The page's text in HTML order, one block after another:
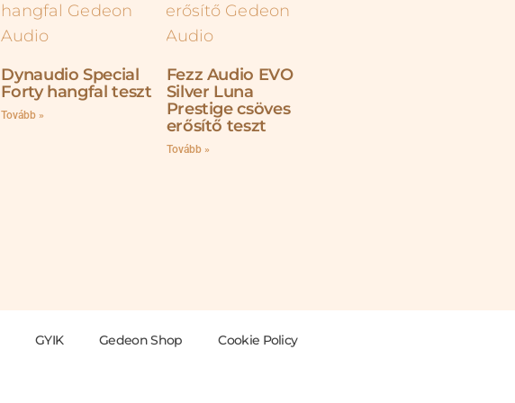
Dynaudio Special
Forty hangfal teszt
Tovább »
Fezz Audio EVO
Silver Luna
Prestige csöves
erősítő teszt
Tovább »
GYIK Gedeon Shop Cookie Policy